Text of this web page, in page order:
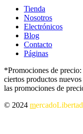
Tienda
Nosotros
Electrónicos
Blog
Contacto
Páginas
*Promociones de
ciertos productos
las promociones de
© 2024 m